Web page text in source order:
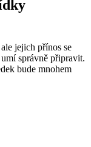
jejich přínos se
správně připravit.
bude mnohem